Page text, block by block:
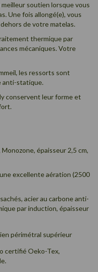
soutien lorsque vous
Une fois allongé(e), vous
de votre matelas.
thermique par
mécaniques. Votre
les ressorts sont
anti-statique.
conservent leur forme et
épaisseur 2,5 cm,
excellente aération (2500
acier au carbone anti-
par induction, épaisseur
périmétral supérieur
certifié Oeko-Tex,